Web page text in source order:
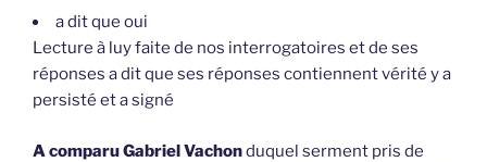
a dit que oui
Lecture à luy faite de nos interrogatoires et de ses
réponses a dit que ses réponses contiennent vérité y a
persisté et a signé
A comparu Gabriel Vachonduquel serment pris de